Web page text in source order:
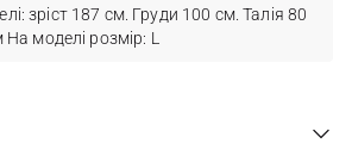
зріст 187 см. Груди 100 см. Талія 80
моделі розмір: L